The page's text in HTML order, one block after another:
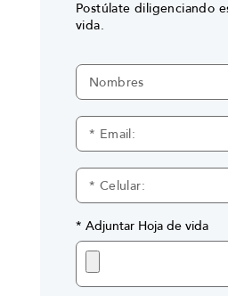
Postúlate diligenciando
vida.
* Adjuntar Hoja de vida